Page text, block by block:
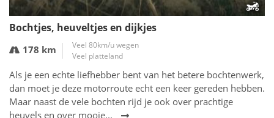
Bochtjes, heuveltjes en dijkjes
178 km
Veel 80km/u wegen
Veel platteland
Als je een echte liefhebber bent van het betere bochtenwerk,
dan moet je deze motorroute echt een keer gereden hebben.
Maar naast de vele bochten rijd je ook over prachtige
heuvels en over mooie...